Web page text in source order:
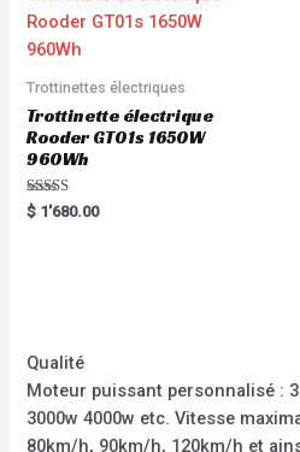
Trottinettes électriques
Trottinette électrique
Rooder GT01s 1650W
960Wh
Rated
5.00
$ 1'680.00
Qualité
Moteur puissant personnalisé :
3000w 4000w etc. Vitesse
80km/h, 90km/h, 120km/h et